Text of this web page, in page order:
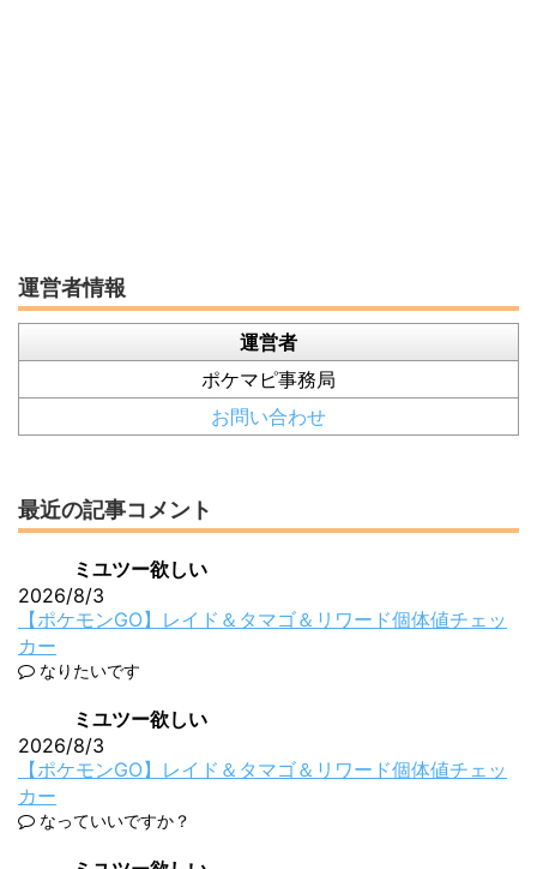
運営者情報
運営者
ポケマピ事務局
お問い合わせ
最近の記事コメント
ミユツー欲しい
2026/8/3
【ポケモンGO】レイド＆タマゴ＆リワード個体値チェッ
カー
なりたいです
ミユツー欲しい
2026/8/3
【ポケモンGO】レイド＆タマゴ＆リワード個体値チェッ
カー
なっていいですか？